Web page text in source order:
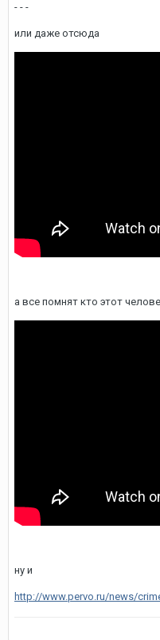
- - -
или даже отсюда
а все помнят кто этот
ну и
http://www.pervo.ru/news/